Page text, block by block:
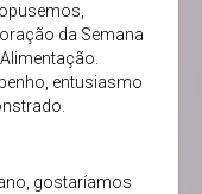
da Semana
entusiasmo
gostaríamos